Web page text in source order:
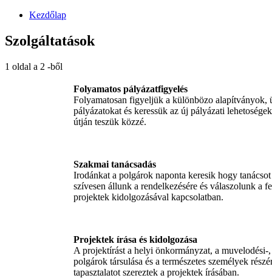
Kezdőlap
Szolgáltatások
1 oldal a 2 -ből
Folyamatos pályázatfigyelés
Folyamatosan figyeljük a különbözo alapítványok,
pályázatokat és keressük az új pályázati
útján teszük közzé.
Szakmai tanácsadás
Irodánkat a polgárok naponta keresik hogy
szívesen állunk a rendelkezésére és válaszolunk a
projektek kidolgozásával kapcsolatban.
Projektek írása és kidolgozása
A projektírást a helyi önkormányzat, a
polgárok társulása és a természetes személyek
tapasztalatot szereztek a projektek írásában.